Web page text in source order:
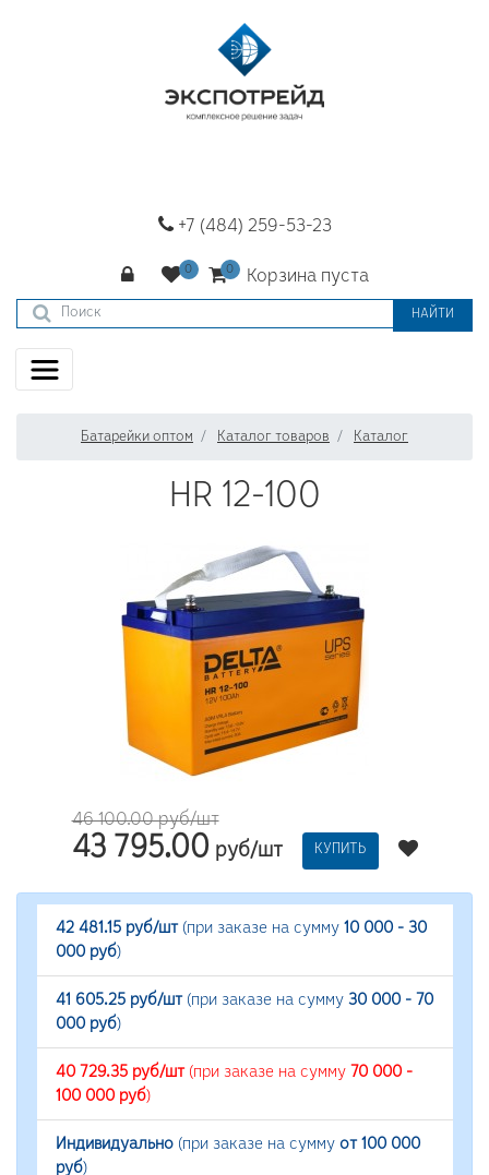
+7 (484) 259-53-23
Корзина пуста
НАЙТИ
Батарейки оптом Каталог товаров Каталог
HR 12-100
46 100.00 руб/шт
43 795.00 руб/шт КУПИТЬ
42 481.15 руб/шт(при заказе на сумму 10 000 - 30
000 руб)
41 605.25 руб/шт(при заказе на сумму 30 000 - 70
000 руб)
40 729.35 руб/шт(при заказе на сумму 70 000 -
100 000 руб)
Индивидуально (при заказе на сумму от 100 000
руб)